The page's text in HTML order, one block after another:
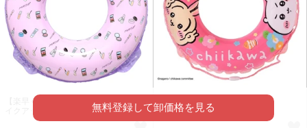
【楽早くうき栓】新型バルブ採用！メ
ちいかわ 60cmうきわ 2025
無料登録して卸価格を見る